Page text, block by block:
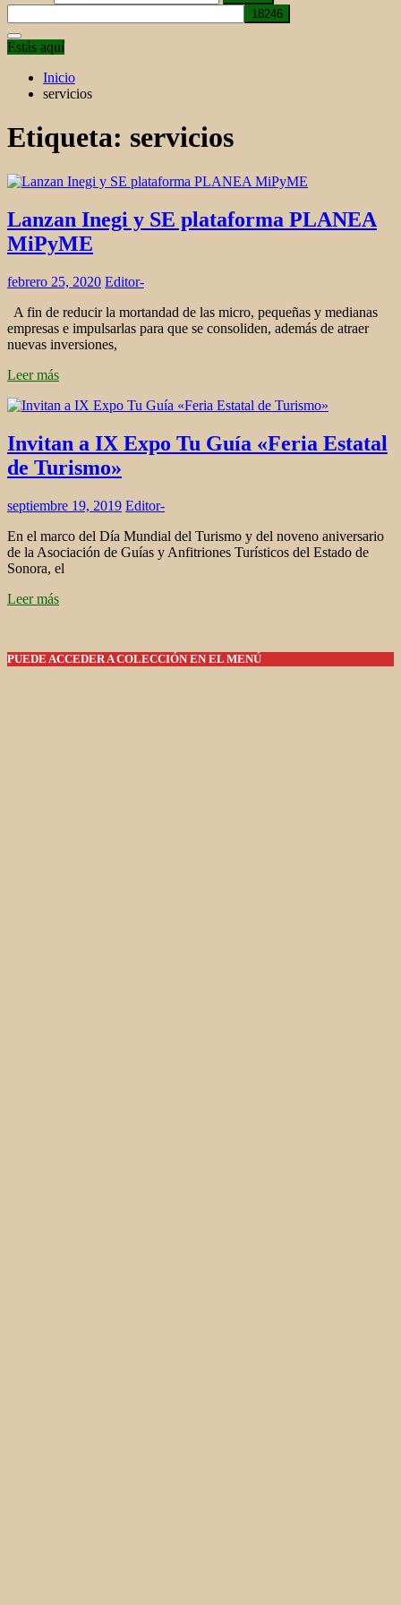
Estás aquí
Inicio
servicios
Etiqueta: servicios
Lanzan Inegi y SE plataforma PLANEA
MiPyME
febrero 25, 2020 Editor-
A fin de reducir la mortandad de las micro, pequeñas y medianas
empresas e impulsarlas para que se consoliden, además de atraer
nuevas inversiones,
Leer más
Invitan a IX Expo Tu Guía «Feria Estatal
de Turismo»
septiembre 19, 2019 Editor-
En el marco del Día Mundial del Turismo y del noveno aniversario
de la Asociación de Guías y Anfitriones Turísticos del Estado de
Sonora, el
Leer más
PUEDE ACCEDER A COLECCIÓN EN EL MENÚ